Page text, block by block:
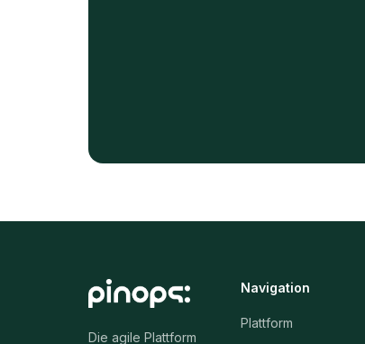
Die agile Plattform
Navigation
Plattform